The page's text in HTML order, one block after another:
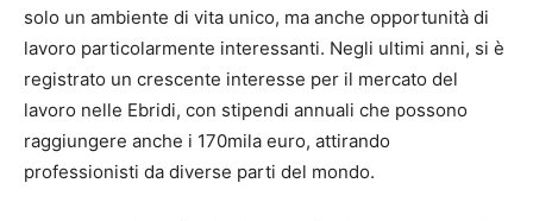
solo un ambiente di vita unico, ma anche opportunità di
lavoro particolarmente interessanti. Negli ultimi anni, si è
registrato un crescente interesse per il mercato del
lavoro nelle Ebridi, con stipendi annuali che possono
raggiungere anche i 170mila euro, attirando
professionisti da diverse parti del mondo.